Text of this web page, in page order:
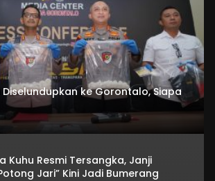
Diselundupkan ke Gorontalo, Siapa
Kuhu Resmi Tersangka, Janji
Jari” Kini Jadi Bumerang